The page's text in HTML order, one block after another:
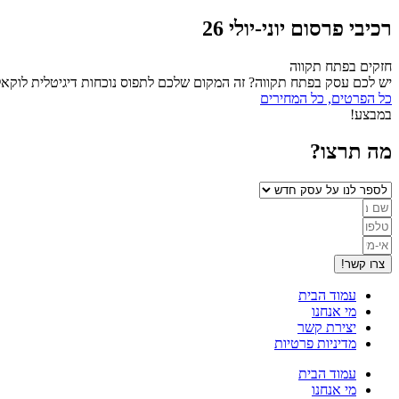
רכיבי פרסום יוני-יולי 26
חזקים בפתח תקווה
יש לכם עסק בפתח תקווה? זה המקום שלכם לתפוס נוכחות דיגיטלית
כל הפרטים, כל המחירים
במבצע!
מה תרצו?
צרו קשר!
עמוד הבית
מי אנחנו
יצירת קשר
מדיניות פרטיות
עמוד הבית
מי אנחנו